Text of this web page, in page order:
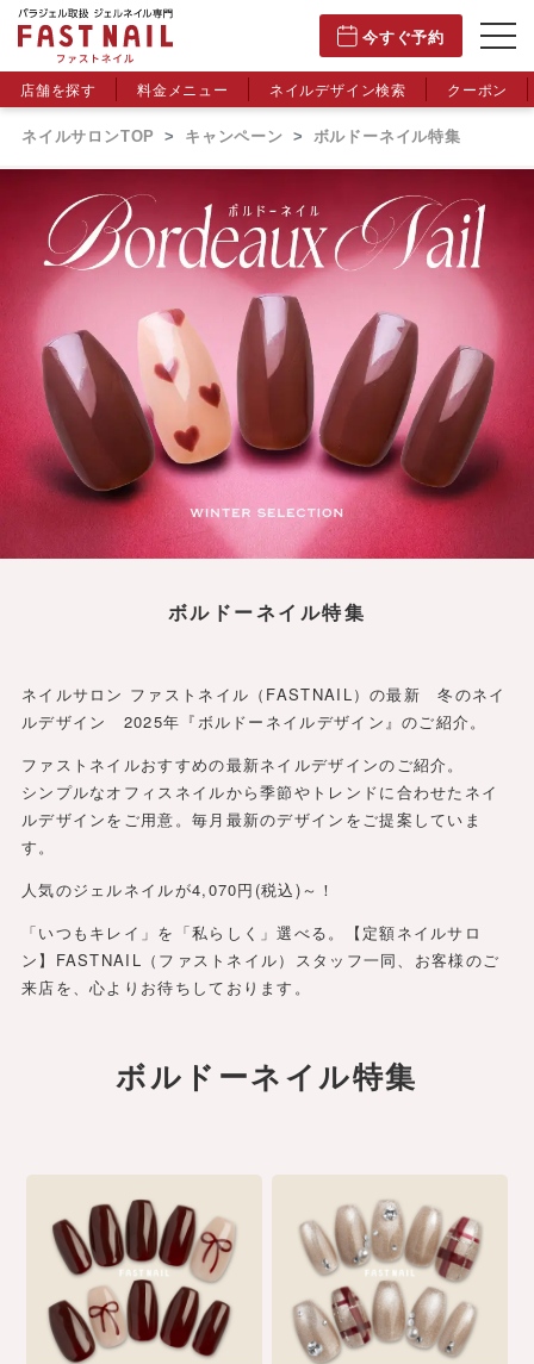
今すぐ予約
店舗を探す 料金メニュー ネイルデザイン検索 クーポン
ネイルサロンTOP キャンペーン ボルドーネイル特集
ボルドーネイル特集
ネイルサロン ファストネイル（FASTNAIL）の最新 冬のネイ
ルデザイン 2025年『ボルドーネイルデザイン』のご紹介。
ファストネイルおすすめの最新ネイルデザインのご紹介。
シンプルなオフィスネイルから季節やトレンドに合わせたネイ
ルデザインをご用意。毎月最新のデザインをご提案していま
す。
人気のジェルネイルが4,070円(税込)～！
「いつもキレイ」を「私らしく」選べる。【定額ネイルサロ
ン】FASTNAIL（ファストネイル）スタッフ一同、お客様のご
来店を、心よりお待ちしております。
ボルドーネイル特集